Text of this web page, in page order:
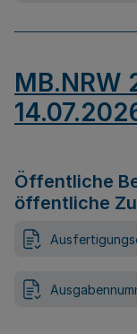
MB.NRW
Öffentliche
öffentliche